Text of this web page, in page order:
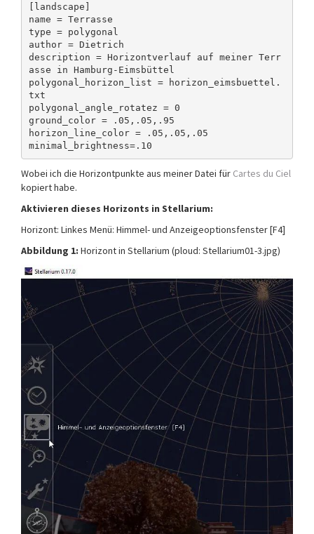
[landscape]
name = Terrasse
type = polygonal
author = Dietrich
description = Horizontverlauf auf meiner Terr
asse in Hamburg-Eimsbüttel
polygonal_horizon_list = horizon_eimsbuettel.
txt
polygonal_angle_rotatez = 0
ground_color = .05,.05,.95
horizon_line_color = .05,.05,.05
Wobei ich die Horizontpunkte aus meiner Datei für Cartes du Ciel
kopiert habe.
Aktivieren dieses Horizonts in Stellarium:
Horizont: Linkes Menü: Himmel- und Anzeigeoptionsfenster [F4]
Abbildung 1: Horizont in Stellarium (ploud: Stellarium01-3.jpg)